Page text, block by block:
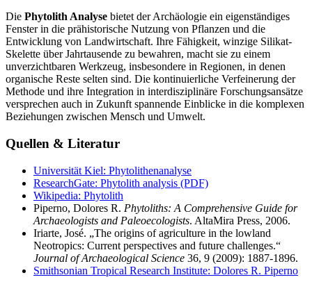
Die Phytolith Analyse bietet der Archäologie ein eigenständiges
Fenster in die prähistorische Nutzung von Pflanzen und die
Entwicklung von Landwirtschaft. Ihre Fähigkeit, winzige Silikat-
Skelette über Jahrtausende zu bewahren, macht sie zu einem
unverzichtbaren Werkzeug, insbesondere in Regionen, in denen
organische Reste selten sind. Die kontinuierliche Verfeinerung der
Methode und ihre Integration in interdisziplinäre Forschungsansätze
versprechen auch in Zukunft spannende Einblicke in die komplexen
Beziehungen zwischen Mensch und Umwelt.
Quellen & Literatur
Universität Kiel: Phytolithenanalyse
ResearchGate: Phytolith analysis (PDF)
Wikipedia: Phytolith
Piperno, Dolores R. Phytoliths: A Comprehensive Guide for
Archaeologists and Paleoecologists. AltaMira Press, 2006.
Iriarte, José. „The origins of agriculture in the lowland
Neotropics: Current perspectives and future challenges.“
Journal of Archaeological Science 36, 9 (2009): 1887-1896.
Smithsonian Tropical Research Institute: Dolores R. Piperno